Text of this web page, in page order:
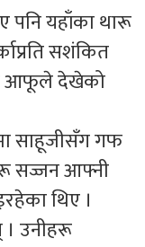
पनि यहाँका थारू
सशंकित
आफूले देखेको
साहूजीसँग गफ
सज्जन आफ्नी
थिए ।
। उनीहरू